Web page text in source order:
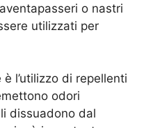
o nastri
utilizzati per
l’utilizzo di repellenti
odori
dissuadono dal